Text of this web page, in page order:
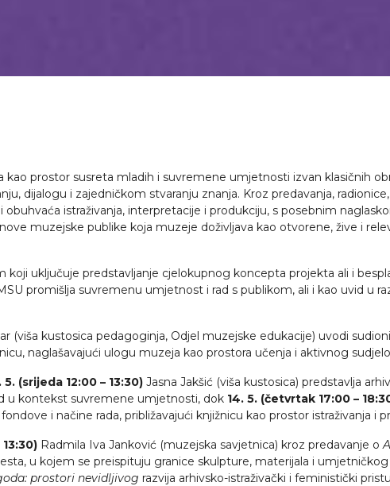
prostor susreta mladih i suvremene umjetnosti izvan klasičnih
dijalogu i zajedničkom stvaranju znanja. Kroz predavanja,
istraživanja, interpretacije i produkciju, s posebnim
muzejske publike koja muzeje doživljava kao otvorene, žive i
koji uključuje predstavljanje cjelokupnog koncepta projekta ali i
promišlja suvremenu umjetnost i rad s publikom, ali i kao uvid u
(viša kustosica pedagoginja, Odjel muzejske edukacije) uvodi
naglašavajući ulogu muzeja kao prostora učenja i aktivnog
5. (srijeda 12:00 – 13:30) Jasna Jakšić (viša kustosica) predstavlja
u kontekst suvremene umjetnosti, dok 14. 5. (četvrtak 17:00 –
i načine rada, približavajući knjižnicu kao prostor istraživanja i
Radmila Iva Janković (muzejska savjetnica) kroz predavanje o
u kojem se preispituju granice skulpture, materijala i umjetničkog
prostori nevidljivog razvija arhivsko-istraživački i feministički